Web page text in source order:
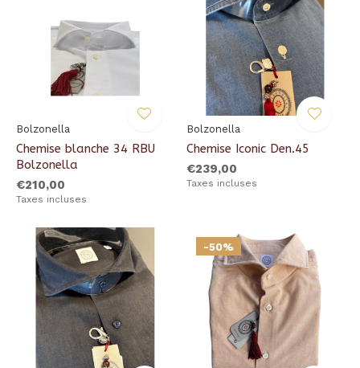
Bolzonella
Chemise blanche 34 RBU
Bolzonella
€210,00
Taxes incluses
Bolzonella
Chemise Iconic Den.45
€239,00
Taxes incluses
-50%